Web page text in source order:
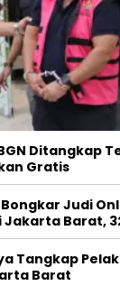
Ditangkap
Gratis
Judi
Barat,
Tangkap
Barat